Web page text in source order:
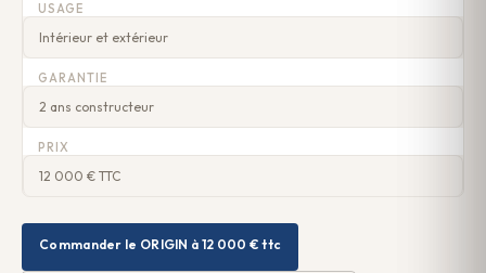
USAGE
Intérieur et extérieur
GARANTIE
2 ans constructeur
PRIX
12 000 € TTC
Commander le ORIGIN à 12 000 € ttc